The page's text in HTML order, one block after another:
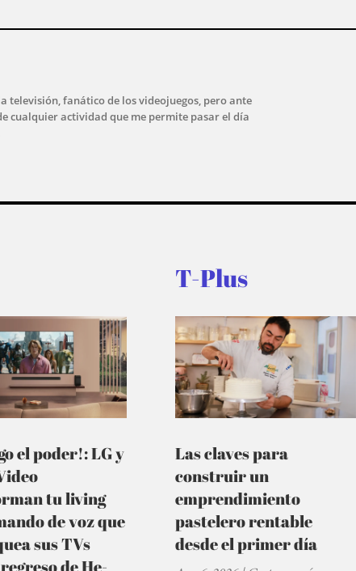
televisión, fanático de los videojuegos, pero ante
cualquier actividad que me permite pasar el día
el poder!: LG y
tu living
de voz que
sus TVs
T-Plus
Las claves para
construir un
emprendimiento
pastelero rentable
desde el primer día